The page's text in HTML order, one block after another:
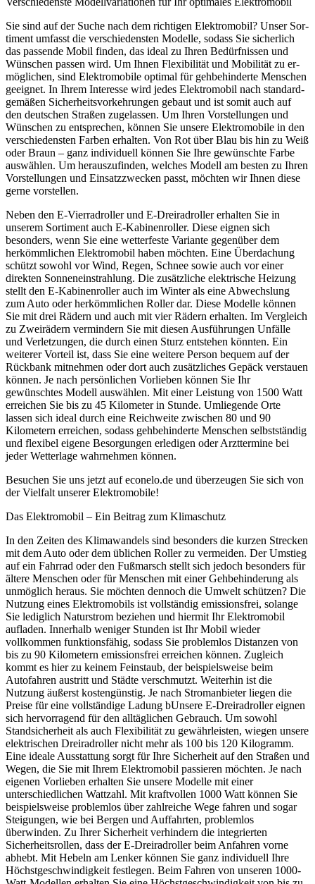
Sie sind auf der Suche nach dem rich­ti­gen Elek­tro­mo­bil? Unser Sor­
ti­ment um­fasst die ver­schie­dens­ten Mo­del­le, so­dass Sie si­cher­lich
das pas­sen­de Mobil fin­den, das ideal zu Ihren Be­dürf­nis­sen und
Wün­schen pas­sen wird. Um Ihnen Fle­xi­bi­li­tät und Mo­bi­li­tät zu er­
mög­li­chen, sind Elek­tro­mo­bi­le op­ti­mal für geh­be­hin­der­te Men­schen
ge­eig­net. In Ihrem In­ter­es­se wird jedes Elek­tro­mo­bil nach stan­dard­
ge­mä­ßen Si­cher­heits­vor­keh­run­gen ge­baut und ist somit auch auf
den deut­schen Stra­ßen zu­ge­las­sen. Um Ihren Vor­stel­lun­gen und
Wün­schen zu ent­spre­chen, kön­nen Sie un­se­re Elek­tro­mo­bi­le in den
ver­schie­dens­ten Far­ben er­hal­ten. Von Rot über Blau bis hin zu Weiß
oder Braun – ganz in­di­vi­du­ell kön­nen Sie Ihre ge­wünsch­te Farbe
aus­wäh­len. Um her­aus­zu­fin­den, wel­ches Mo­dell am bes­ten zu Ihren
Vor­stel­lun­gen und Ein­satz­zwe­cken passt, möch­ten wir Ihnen diese
gerne vor­stel­len.
Neben den E-Vierradroller und E-Dreiradroller erhalten Sie in
unserem Sortiment auch E-Kabinenroller. Diese eignen sich
besonders, wenn Sie eine wetterfeste Variante gegenüber dem
herkömmlichen Elektromobil haben möchten. Eine Überdachung
schützt sowohl vor Wind, Regen, Schnee sowie auch vor einer
direkten Sonneneinstrahlung. Die zusätzliche elektrische Heizung
stellt den E-Kabinenroller auch im Winter als eine Abwechslung
zum Auto oder herkömmlichen Roller dar. Diese Modelle können
Sie mit drei Rädern und auch mit vier Rädern erhalten. Im Vergleich
zu Zweirädern vermindern Sie mit diesen Ausführungen Unfälle
und Verletzungen, die durch einen Sturz entstehen könnten. Ein
weiterer Vorteil ist, dass Sie eine weitere Person bequem auf der
Rückbank mitnehmen oder dort auch zusätzliches Gepäck verstauen
können. Je nach persönlichen Vorlieben können Sie Ihr
gewünschtes Modell auswählen. Mit einer Leistung von 1500 Watt
erreichen Sie bis zu 45 Kilometer in Stunde. Umliegende Orte
lassen sich ideal durch eine Reichweite zwischen 80 und 90
Kilometern erreichen, sodass gehbehinderte Menschen selbstständig
und flexibel eigene Besorgungen erledigen oder Arzttermine bei
jeder Wetterlage wahrnehmen können.
Besuchen Sie uns jetzt auf econelo.de und überzeugen Sie sich von
der Vielfalt unserer Elektromobile!
Das Elektromobil – Ein Beitrag zum Klimaschutz
In den Zeiten des Klimawandels sind besonders die kurzen Strecken
mit dem Auto oder dem üblichen Roller zu vermeiden. Der Umstieg
auf ein Fahrrad oder den Fußmarsch stellt sich jedoch besonders für
ältere Menschen oder für Menschen mit einer Gehbehinderung als
unmöglich heraus. Sie möchten dennoch die Umwelt schützen? Die
Nutzung eines Elektromobils ist vollständig emissionsfrei, solange
Sie lediglich Naturstrom beziehen und hiermit Ihr Elektromobil
aufladen. Innerhalb weniger Stunden ist Ihr Mobil wieder
vollkommen funktionsfähig, sodass Sie problemlos Distanzen von
bis zu 90 Kilometern emissionsfrei erreichen können. Zugleich
kommt es hier zu keinem Feinstaub, der beispielsweise beim
Autofahren austritt und Städte verschmutzt. Weiterhin ist die
Nutzung äußerst kostengünstig. Je nach Stromanbieter liegen die
Preise für eine vollständige Ladung bUnsere E-Dreiradroller eignen
sich hervorragend für den alltäglichen Gebrauch. Um sowohl
Standsicherheit als auch Flexibilität zu gewährleisten, wiegen unsere
elektrischen Dreiradroller nicht mehr als 100 bis 120 Kilogramm.
Eine ideale Ausstattung sorgt für Ihre Sicherheit auf den Straßen und
Wegen, die Sie mit Ihrem Elektromobil passieren möchten. Je nach
eigenen Vorlieben erhalten Sie unsere Modelle mit einer
unterschiedlichen Wattzahl. Mit kraftvollen 1000 Watt können Sie
beispielsweise problemlos über zahlreiche Wege fahren und sogar
Steigungen, wie bei Bergen und Auffahrten, problemlos
überwinden. Zu Ihrer Sicherheit verhindern die integrierten
Sicherheitsrollen, dass der E-Dreiradroller beim Anfahren vorne
abhebt. Mit Hebeln am Lenker können Sie ganz individuell Ihre
Höchstgeschwindigkeit festlegen. Beim Fahren von unseren 1000-